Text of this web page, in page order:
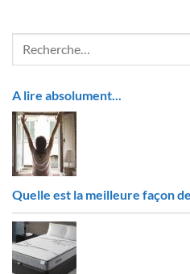
A lire absolument...
Quelle est la meilleure façon